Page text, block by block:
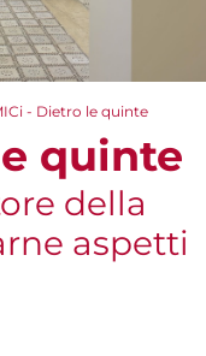
- Dietro le quinte
quinte
della
aspetti